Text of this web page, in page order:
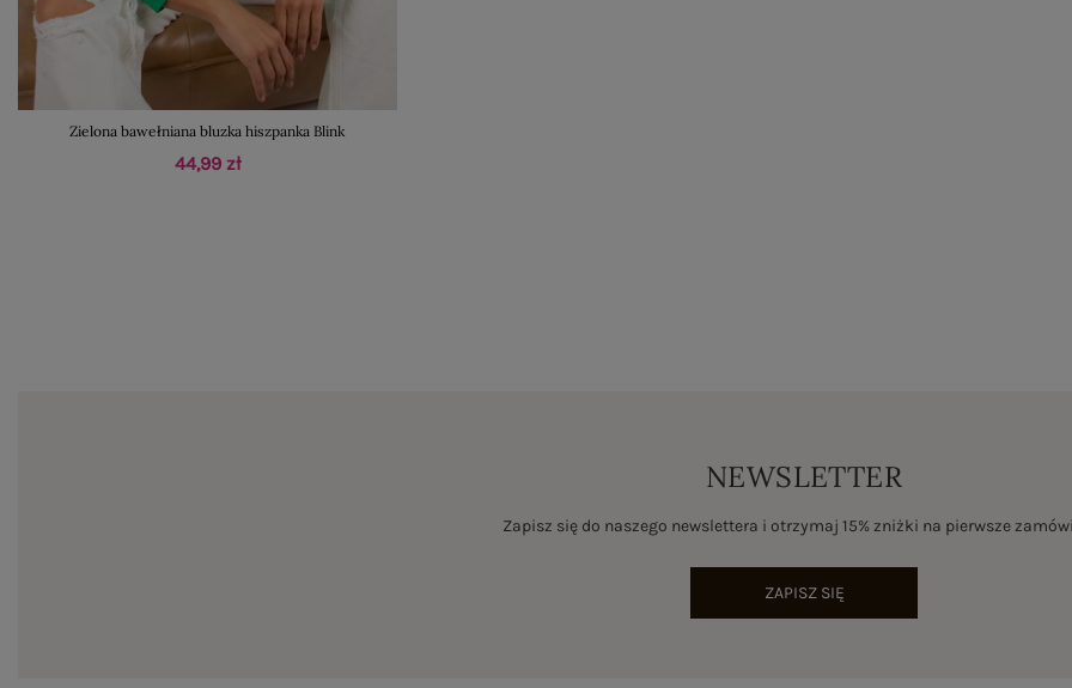
Zielona bawełniana bluzka hiszpanka Blink
44,99 zł
NEWSLETTER
Zapisz się do naszego newslettera i otrzymaj 15% zniżki na pierwsze
ZAPISZ SIĘ